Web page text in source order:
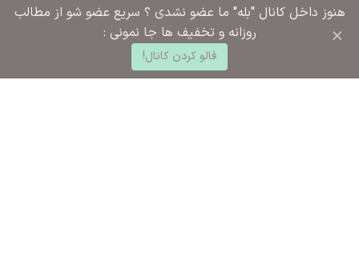
آدرس فروشگاه
ورامین مجتمع ادارات خیابان آزادگان روبروی خیابان ملاهادی
سبزواری نبش کوچه شهید رضایی
هنوز داخل کانال "بله" ما عضو نشدی ؟ سریع عضو شو از مطالب
روزانه و تخفیف ها جا نمونی :
فالو کردن کانال!
×